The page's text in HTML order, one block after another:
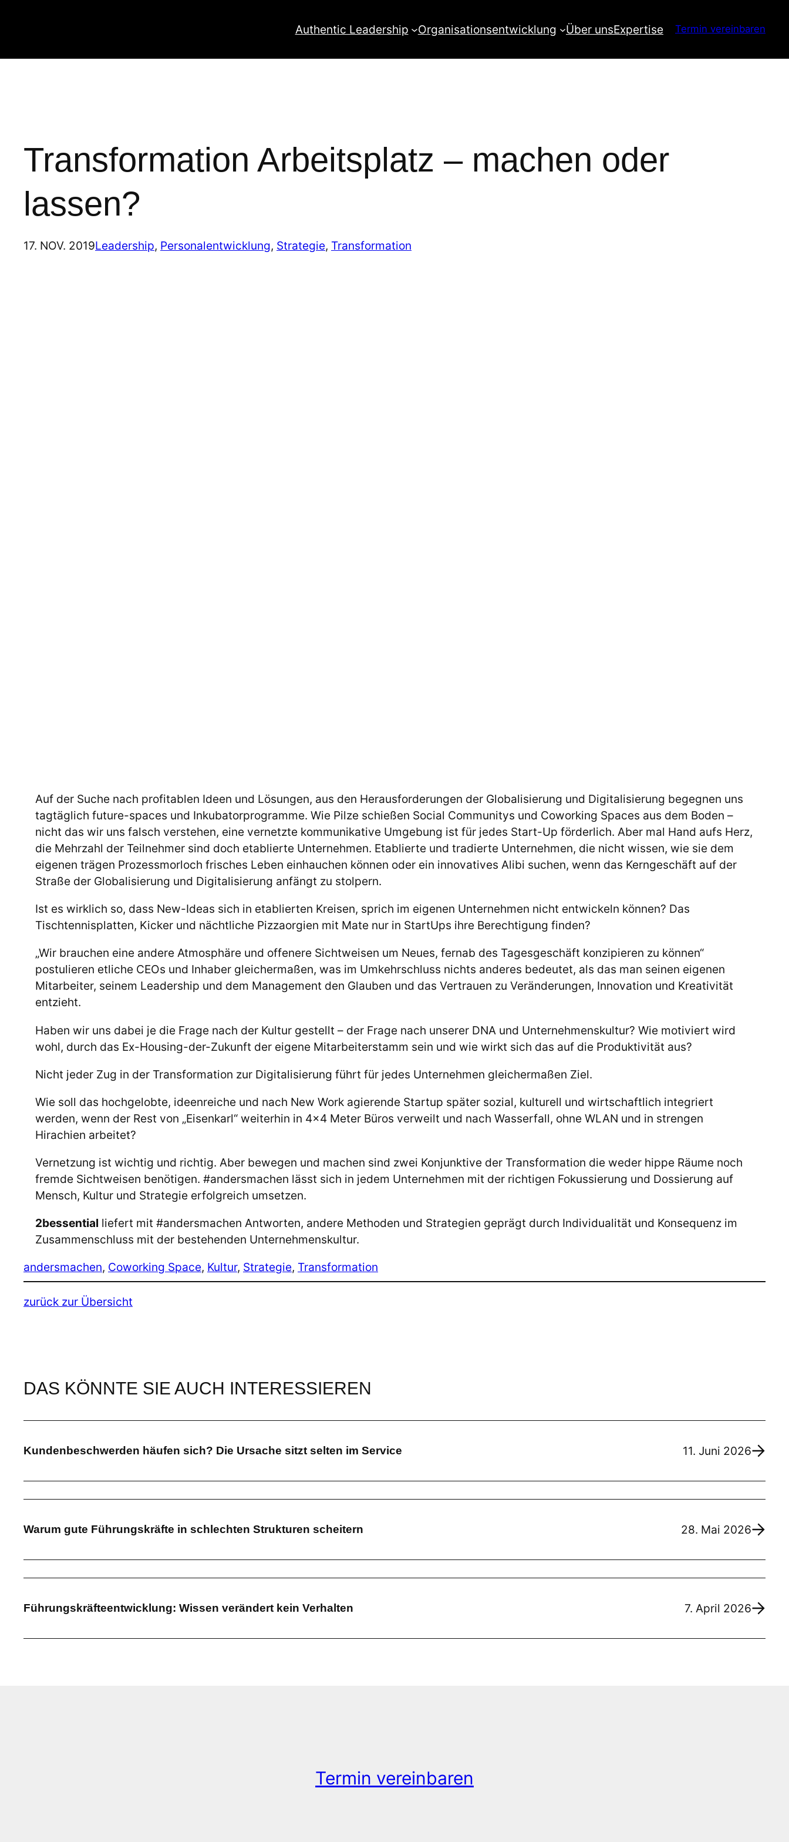
Authentic Leadership Organisationsentwicklung Über unsExpertise Termin vereinbaren
Transformation Arbeitsplatz – machen oder
lassen?
17. NOV. 2019Leadership, Personalentwicklung, Strategie, Transformation
Auf der Suche nach profitablen Ideen und Lösungen, aus den Herausforderungen der Globalisierung und Digitalisierung begegnen uns
tagtäglich future-spaces und Inkubatorprogramme. Wie Pilze schießen Social Communitys und Coworking Spaces aus dem Boden –
nicht das wir uns falsch verstehen, eine vernetzte kommunikative Umgebung ist für jedes Start-Up förderlich. Aber mal Hand aufs Herz,
die Mehrzahl der Teilnehmer sind doch etablierte Unternehmen. Etablierte und tradierte Unternehmen, die nicht wissen, wie sie dem
eigenen trägen Prozessmorloch frisches Leben einhauchen können oder ein innovatives Alibi suchen, wenn das Kerngeschäft auf der
Straße der Globalisierung und Digitalisierung anfängt zu stolpern.
Ist es wirklich so, dass New-Ideas sich in etablierten Kreisen, sprich im eigenen Unternehmen nicht entwickeln können? Das
Tischtennisplatten, Kicker und nächtliche Pizzaorgien mit Mate nur in StartUps ihre Berechtigung finden?
„Wir brauchen eine andere Atmosphäre und offenere Sichtweisen um Neues, fernab des Tagesgeschäft konzipieren zu können“
postulieren etliche CEOs und Inhaber gleichermaßen, was im Umkehrschluss nichts anderes bedeutet, als das man seinen eigenen
Mitarbeiter, seinem Leadership und dem Management den Glauben und das Vertrauen zu Veränderungen, Innovation und Kreativität
entzieht.
Haben wir uns dabei je die Frage nach der Kultur gestellt – der Frage nach unserer DNA und Unternehmenskultur? Wie motiviert wird
wohl, durch das Ex-Housing-der-Zukunft der eigene Mitarbeiterstamm sein und wie wirkt sich das auf die Produktivität aus?
Nicht jeder Zug in der Transformation zur Digitalisierung führt für jedes Unternehmen gleichermaßen Ziel.
Wie soll das hochgelobte, ideenreiche und nach New Work agierende Startup später sozial, kulturell und wirtschaftlich integriert
werden, wenn der Rest von „Eisenkarl“ weiterhin in 4×4 Meter Büros verweilt und nach Wasserfall, ohne WLAN und in strengen
Hirachien arbeitet?
Vernetzung ist wichtig und richtig. Aber bewegen und machen sind zwei Konjunktive der Transformation die weder hippe Räume noch
fremde Sichtweisen benötigen. #andersmachen lässt sich in jedem Unternehmen mit der richtigen Fokussierung und Dossierung auf
Mensch, Kultur und Strategie erfolgreich umsetzen.
2bessential liefert mit #andersmachen Antworten, andere Methoden und Strategien geprägt durch Individualität und Konsequenz im
Zusammenschluss mit der bestehenden Unternehmenskultur.
andersmachen, Coworking Space, Kultur, Strategie, Transformation
zurück zur Übersicht
DAS KÖNNTE SIE AUCH INTERESSIEREN
Kundenbeschwerden häufen sich? Die Ursache sitzt selten im Service 11. Juni 2026
Warum gute Führungskräfte in schlechten Strukturen scheitern 28. Mai 2026
Führungskräfteentwicklung: Wissen verändert kein Verhalten 7. April 2026
Termin vereinbaren